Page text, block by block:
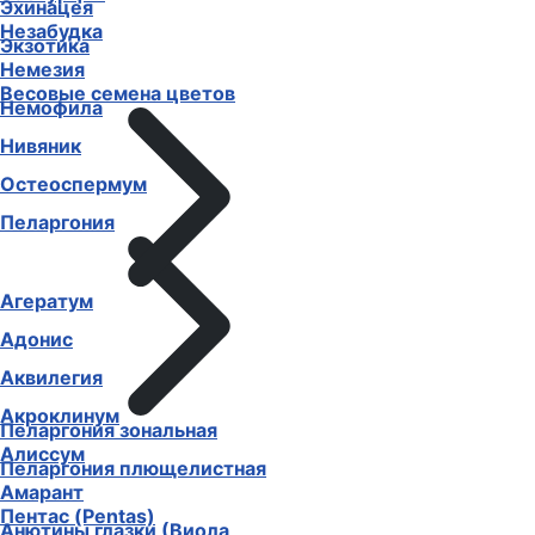
Незабудка
Немезия
Немофила
Нивяник
Остеоспермум
Пеларгония
Пеларгония зональная
Пеларгония плющелистная
Пентас (Pentas)
Эхинацея
Экзотика
Весовые семена цветов
Агератум
Адонис
Аквилегия
Акроклинум
Алиссум
Амарант
Анютины глазки (Виола